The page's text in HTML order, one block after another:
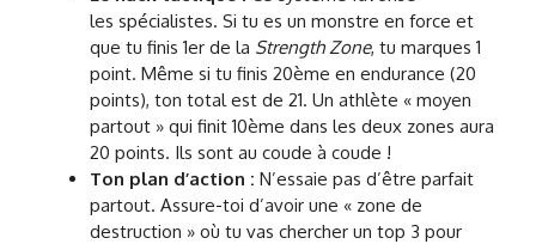
les spécialistes. Si tu es un monstre en force et
que tu finis 1er de la Strength Zone, tu marques 1
point. Même si tu finis 20ème en endurance (20
points), ton total est de 21. Un athlète « moyen
partout » qui finit 10ème dans les deux zones aura
20 points. Ils sont au coude à coude !
Ton plan d’action : N’essaie pas d’être parfait
partout. Assure-toi d’avoir une « zone de
destruction » où tu vas chercher un top 3 pour